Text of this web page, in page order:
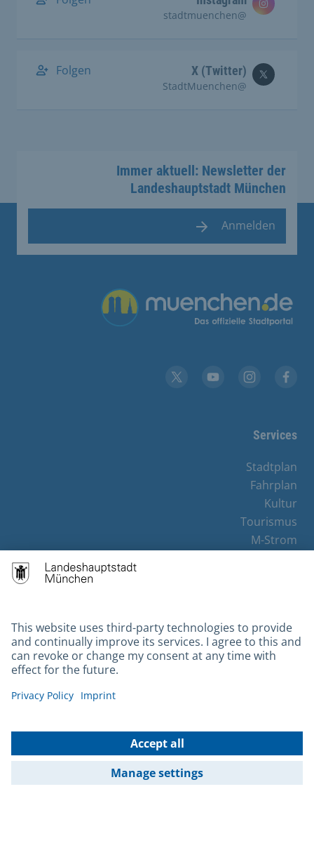
@stadtmuenchen
X (Twitter)
@StadtMuenchen
Folgen
Immer aktuell: Newsletter der
Landeshauptstadt München
Anmelden
Übergreifende Links
Services
Stadtplan
Fahrplan
Kultur
Tourismus
M-Strom
Contact
Barrierefreiheit
Kontakt